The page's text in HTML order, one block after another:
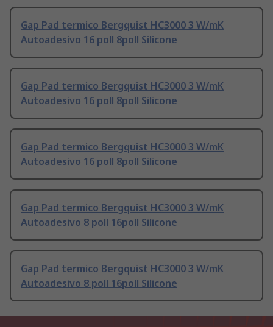
Gap Pad termico Bergquist HC3000 3 W/mK
Autoadesivo 16 poll 8poll Silicone
Gap Pad termico Bergquist HC3000 3 W/mK
Autoadesivo 16 poll 8poll Silicone
Gap Pad termico Bergquist HC3000 3 W/mK
Autoadesivo 16 poll 8poll Silicone
Gap Pad termico Bergquist HC3000 3 W/mK
Autoadesivo 8 poll 16poll Silicone
Gap Pad termico Bergquist HC3000 3 W/mK
Autoadesivo 8 poll 16poll Silicone